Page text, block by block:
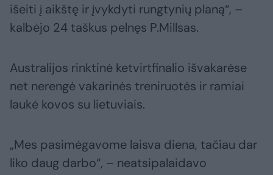
išeiti į aikštę ir įvykdyti rungtynių planą“, –
kalbėjo 24 taškus pelnęs P.Millsas.
Australijos rinktinė ketvirtfinalio išvakarėse
net nerengė vakarinės treniruotės ir ramiai
laukė kovos su lietuviais.
„Mes pasimėgavome laisva diena, tačiau dar
liko daug darbo“, – neatsipalaidavo